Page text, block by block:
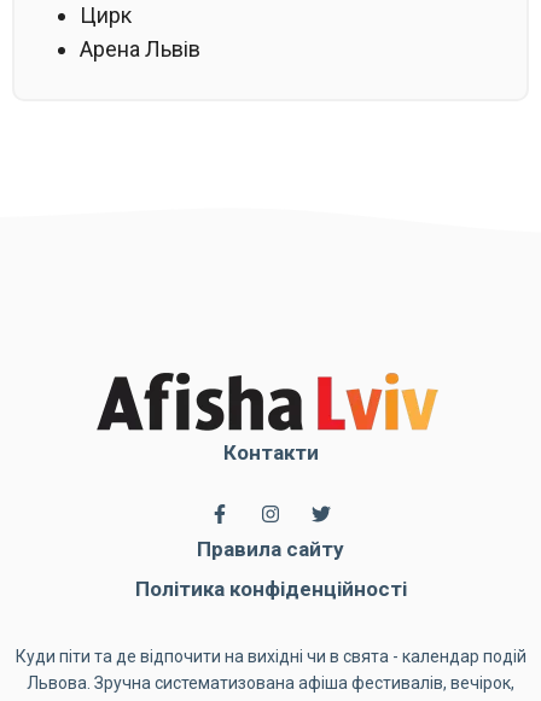
Цирк
Арена Львів
Контакти
Правила сайту
Політика конфіденційності
Куди піти та де відпочити на вихідні чи в свята - календар подій
Львова. Зручна систематизована афіша фестивалів, вечірок,